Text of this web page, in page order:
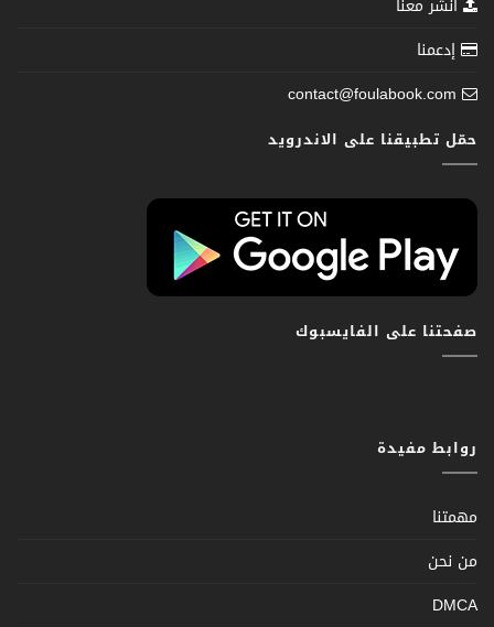
انشر معنا
إدعمنا
contact@foulabook.com
حمّل تطبيقنا على الاندرويد
صفحتنا على الفايسبوك
روابط مفيدة
مهمتنا
من نحن
DMCA